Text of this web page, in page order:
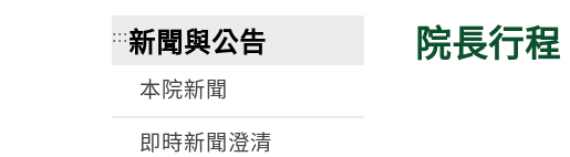
:::新聞與公告
本院新聞
即時新聞澄清
院長行程